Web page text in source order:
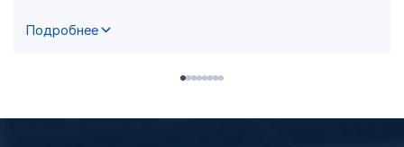
Подробнее